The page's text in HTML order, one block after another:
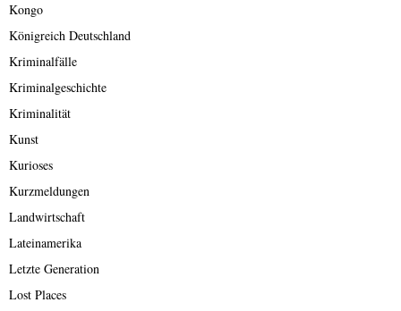
Kongo
Königreich Deutschland
Kriminalfälle
Kriminalgeschichte
Kriminalität
Kunst
Kurioses
Kurzmeldungen
Landwirtschaft
Lateinamerika
Letzte Generation
Lost Places